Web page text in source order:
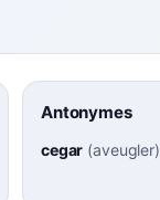
Antonymes
cegar (aveugler)